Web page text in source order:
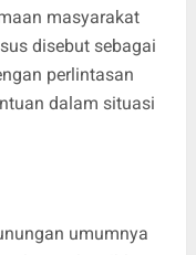
masyarakat
disebut sebagai
perlintasan
dalam situasi
umumnya